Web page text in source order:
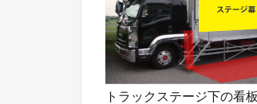
トラックステージ下の看